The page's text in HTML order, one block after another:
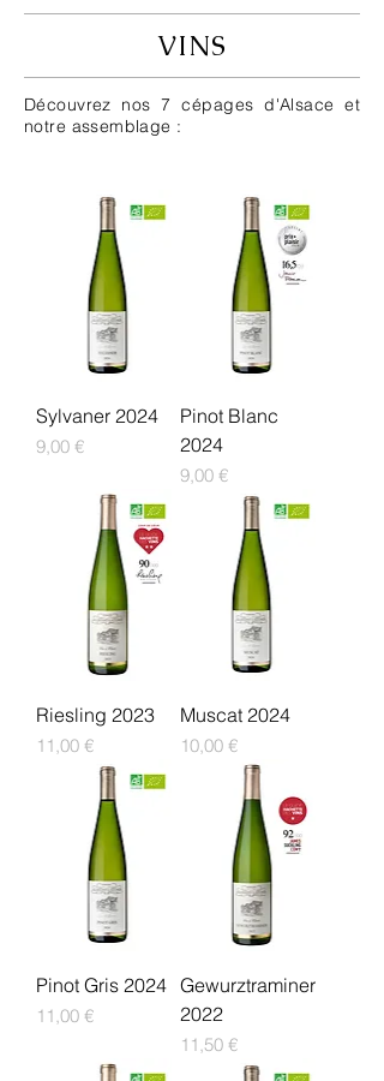
VINS
Découvrez nos 7 cépages d'Alsace et
notre assemblage :
Sylvaner 2024
Prix
9,00 €
Pinot Blanc
2024
Prix
9,00 €
Riesling 2023
Prix
11,00 €
Muscat 2024
Prix
10,00 €
Pinot Gris 2024
Prix
11,00 €
Gewurztraminer
2022
Prix
11,50 €